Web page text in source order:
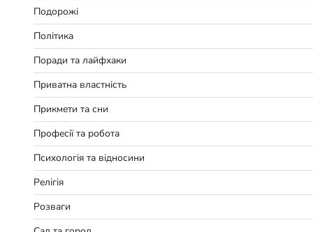
Подорожі
Політика
Поради та лайфхаки
Приватна властність
Прикмети та сни
Професії та робота
Психологія та відносини
Релігія
Розваги